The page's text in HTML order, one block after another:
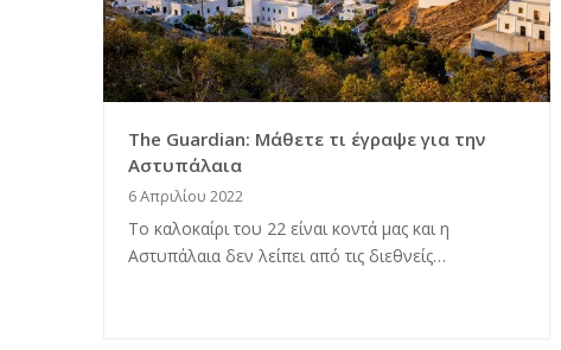
The Guardian: Μάθετε τι έγραψε για την
Αστυπάλαια
6 Απριλίου 2022
Το καλοκαίρι του 22 είναι κοντά μας και η
Αστυπάλαια δεν λείπει από τις διεθνείς…